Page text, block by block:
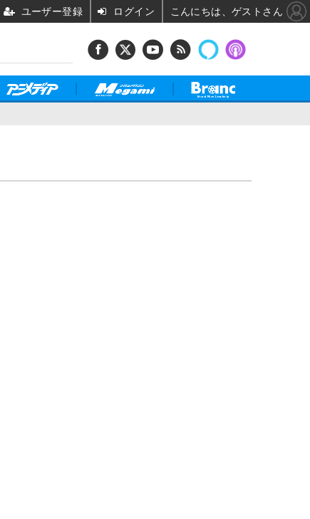
ユーザー登録 ログイン こんにちは、ゲストさん